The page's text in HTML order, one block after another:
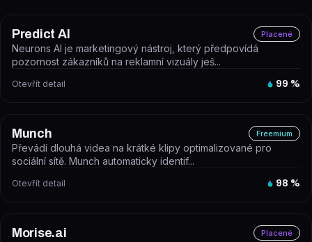
Predict AI Placené
Neurons AI je marketingový nástroj, který předpovídá
pozornost zákazníků na reklamní vizuály ješ...
Otevřít detail 99 %
Munch Freemium
Převádí dlouhá videa na krátké klipy optimalizované pro
sociální sítě. Munch automaticky identif...
Otevřít detail 98 %
Morise.ai Placené